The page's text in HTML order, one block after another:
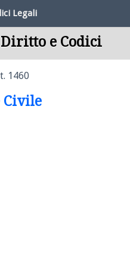
Legali
Diritto e Codici
1460
Civile